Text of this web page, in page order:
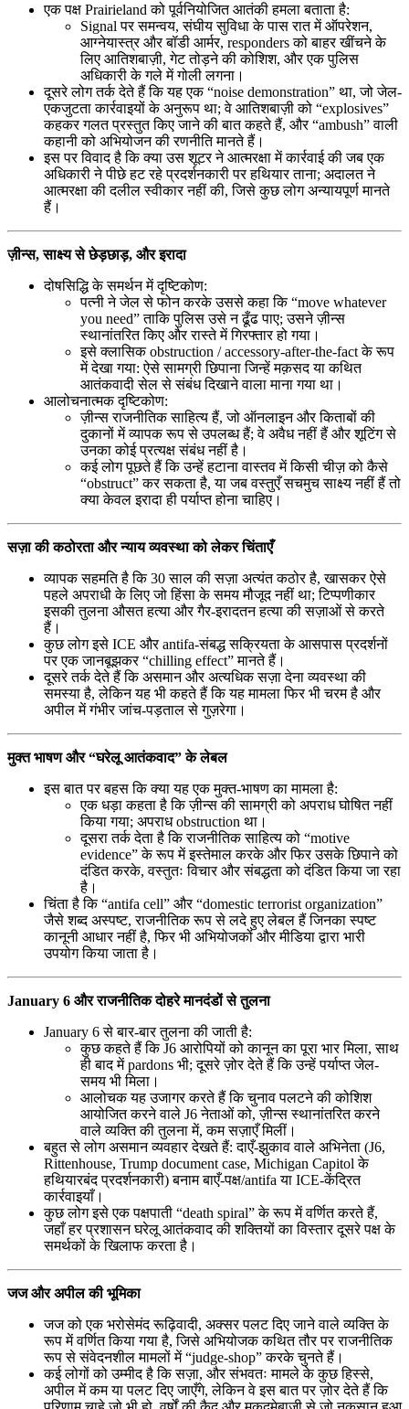
एक पक्ष Prairieland को पूर्वनियोजित आतंकी हमला बताता है:
Signal पर समन्वय, संघीय सुविधा के पास रात में ऑपरेशन,
आग्नेयास्त्र और बॉडी आर्मर, responders को बाहर खींचने के
लिए आतिशबाज़ी, गेट तोड़ने की कोशिश, और एक पुलिस
अधिकारी के गले में गोली लगना।
दूसरे लोग तर्क देते हैं कि यह एक “noise demonstration” था, जो जेल-
एकजुटता कार्रवाइयों के अनुरूप था; वे आतिशबाज़ी को “explosives”
कहकर गलत प्रस्तुत किए जाने की बात कहते हैं, और “ambush” वाली
कहानी को अभियोजन की रणनीति मानते हैं।
इस पर विवाद है कि क्या उस शूटर ने आत्मरक्षा में कार्रवाई की जब एक
अधिकारी ने पीछे हट रहे प्रदर्शनकारी पर हथियार ताना; अदालत ने
आत्मरक्षा की दलील स्वीकार नहीं की, जिसे कुछ लोग अन्यायपूर्ण मानते
हैं।
ज़ीन्स, साक्ष्य से छेड़छाड़, और इरादा
दोषसिद्धि के समर्थन में दृष्टिकोण:
पत्नी ने जेल से फोन करके उससे कहा कि “move whatever
you need” ताकि पुलिस उसे न ढूँढ पाए; उसने ज़ीन्स
स्थानांतरित किए और रास्ते में गिरफ्तार हो गया।
इसे क्लासिक obstruction / accessory-after-the-fact के रूप
में देखा गया: ऐसे सामग्री छिपाना जिन्हें मक़सद या कथित
आतंकवादी सेल से संबंध दिखाने वाला माना गया था।
आलोचनात्मक दृष्टिकोण:
ज़ीन्स राजनीतिक साहित्य हैं, जो ऑनलाइन और किताबों की
दुकानों में व्यापक रूप से उपलब्ध हैं; वे अवैध नहीं हैं और शूटिंग से
उनका कोई प्रत्यक्ष संबंध नहीं है।
कई लोग पूछते हैं कि उन्हें हटाना वास्तव में किसी चीज़ को कैसे
“obstruct” कर सकता है, या जब वस्तुएँ सचमुच साक्ष्य नहीं हैं तो
क्या केवल इरादा ही पर्याप्त होना चाहिए।
सज़ा की कठोरता और न्याय व्यवस्था को लेकर चिंताएँ
व्यापक सहमति है कि 30 साल की सज़ा अत्यंत कठोर है, खासकर ऐसे
पहले अपराधी के लिए जो हिंसा के समय मौजूद नहीं था; टिप्पणीकार
इसकी तुलना औसत हत्या और गैर-इरादतन हत्या की सज़ाओं से करते
हैं।
कुछ लोग इसे ICE और antifa-संबद्ध सक्रियता के आसपास प्रदर्शनों
पर एक जानबूझकर “chilling effect” मानते हैं।
दूसरे तर्क देते हैं कि असमान और अत्यधिक सज़ा देना व्यवस्था की
समस्या है, लेकिन यह भी कहते हैं कि यह मामला फिर भी चरम है और
अपील में गंभीर जांच-पड़ताल से गुज़रेगा।
मुक्त भाषण और “घरेलू आतंकवाद” के लेबल
इस बात पर बहस कि क्या यह एक मुक्त-भाषण का मामला है:
एक धड़ा कहता है कि ज़ीन्स की सामग्री को अपराध घोषित नहीं
किया गया; अपराध obstruction था।
दूसरा तर्क देता है कि राजनीतिक साहित्य को “motive
evidence” के रूप में इस्तेमाल करके और फिर उसके छिपाने को
दंडित करके, वस्तुतः विचार और संबद्धता को दंडित किया जा रहा
है।
चिंता है कि “antifa cell” और “domestic terrorist organization”
जैसे शब्द अस्पष्ट, राजनीतिक रूप से लदे हुए लेबल हैं जिनका स्पष्ट
कानूनी आधार नहीं है, फिर भी अभियोजकों और मीडिया द्वारा भारी
उपयोग किया जाता है।
January 6 और राजनीतिक दोहरे मानदंडों से तुलना
January 6 से बार-बार तुलना की जाती है:
कुछ कहते हैं कि J6 आरोपियों को कानून का पूरा भार मिला, साथ
ही बाद में pardons भी; दूसरे ज़ोर देते हैं कि उन्हें पर्याप्त जेल-
समय भी मिला।
आलोचक यह उजागर करते हैं कि चुनाव पलटने की कोशिश
आयोजित करने वाले J6 नेताओं को, ज़ीन्स स्थानांतरित करने
वाले व्यक्ति की तुलना में, कम सज़ाएँ मिलीं।
बहुत से लोग असमान व्यवहार देखते हैं: दाएँ-झुकाव वाले अभिनेता (J6,
Rittenhouse, Trump document case, Michigan Capitol के
हथियारबंद प्रदर्शनकारी) बनाम बाएँ-पक्ष/antifa या ICE-केंद्रित
कार्रवाइयाँ।
कुछ लोग इसे एक पक्षपाती “death spiral” के रूप में वर्णित करते हैं,
जहाँ हर प्रशासन घरेलू आतंकवाद की शक्तियों का विस्तार दूसरे पक्ष के
समर्थकों के खिलाफ करता है।
जज और अपील की भूमिका
जज को एक भरोसेमंद रूढ़िवादी, अक्सर पलट दिए जाने वाले व्यक्ति के
रूप में वर्णित किया गया है, जिसे अभियोजक कथित तौर पर राजनीतिक
रूप से संवेदनशील मामलों में “judge-shop” करके चुनते हैं।
कई लोगों को उम्मीद है कि सज़ा, और संभवतः मामले के कुछ हिस्से,
अपील में कम या पलट दिए जाएँगे, लेकिन वे इस बात पर ज़ोर देते हैं कि